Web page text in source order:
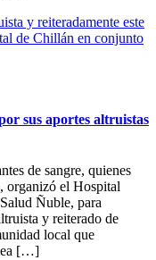
sus aportes altruistas
de sangre, quienes
organizó el Hospital
Ñuble, para
y reiterado de
local que
[…]